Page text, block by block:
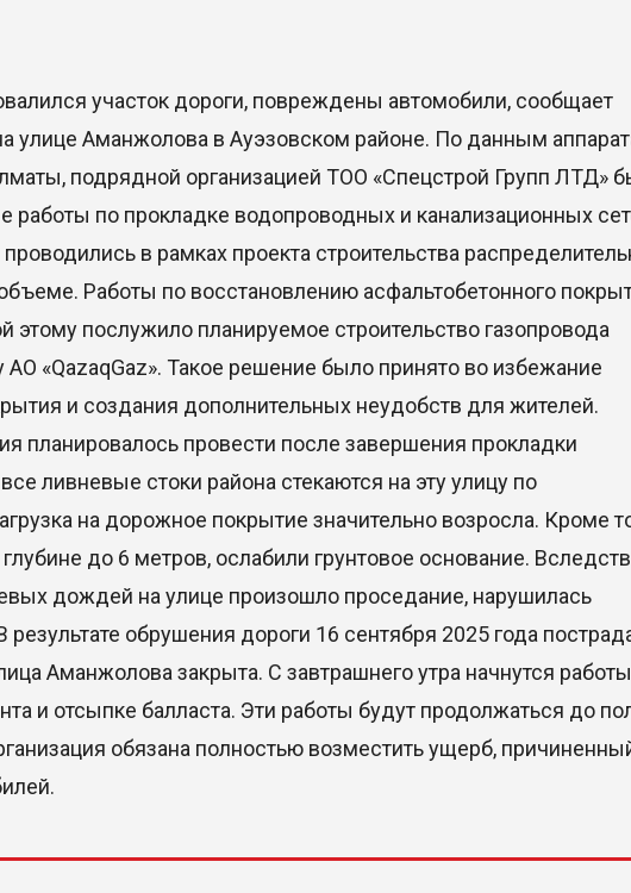
участок дороги, повреждены автомобили, сообщает
улице Аманжолова в Ауэзовском районе. По данным
подрядной организацией ТОО «Спецстрой Групп ЛТД»
по прокладке водопроводных и канализационных
в рамках проекта строительства
Работы по восстановлению асфальтобетонного
послужило планируемое строительство газопровода
«QazaqGaz». Такое решение было принято во избежание
и создания дополнительных неудобств для жителей.
планировалось провести после завершения прокладки
ливневые стоки района стекаются на эту улицу по
на дорожное покрытие значительно возросла. Кроме
до 6 метров, ослабили грунтовое основание.
дождей на улице произошло проседание, нарушилась
обрушения дороги 16 сентября 2025 года
Аманжолова закрыта. С завтрашнего утра начнутся
и отсыпке балласта. Эти работы будут продолжаться до
обязана полностью возместить ущерб,